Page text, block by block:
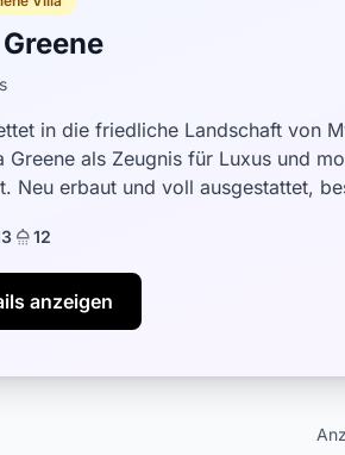
in die friedliche Landschaft von
Greene als Zeugnis für Luxus und
Neu erbaut und voll ausgestattet,
12
anzeigen